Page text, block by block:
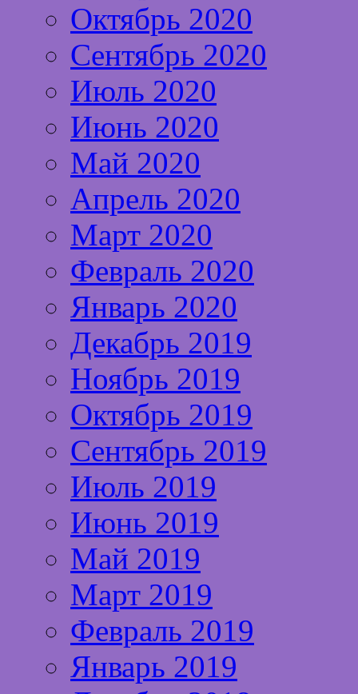
Октябрь 2020
Сентябрь 2020
Июль 2020
Июнь 2020
Май 2020
Апрель 2020
Март 2020
Февраль 2020
Январь 2020
Декабрь 2019
Ноябрь 2019
Октябрь 2019
Сентябрь 2019
Июль 2019
Июнь 2019
Май 2019
Март 2019
Февраль 2019
Январь 2019